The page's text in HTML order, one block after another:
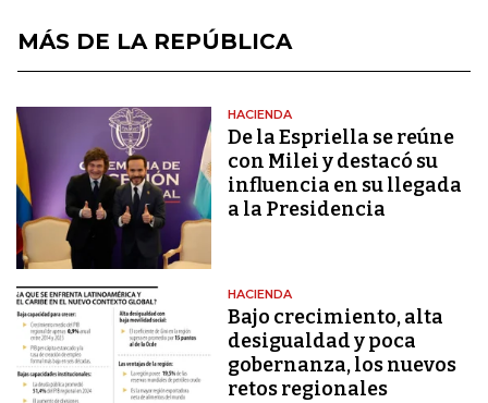
MÁS DE LA REPÚBLICA
HACIENDA
De la Espriella se reúne
con Milei y destacó su
influencia en su llegada
a la Presidencia
HACIENDA
Bajo crecimiento, alta
desigualdad y poca
gobernanza, los nuevos
retos regionales